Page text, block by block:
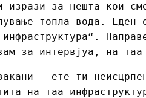
изрази за нешта кои
топла вода. Еден
за интервјуа, на
– ете ти
на таа